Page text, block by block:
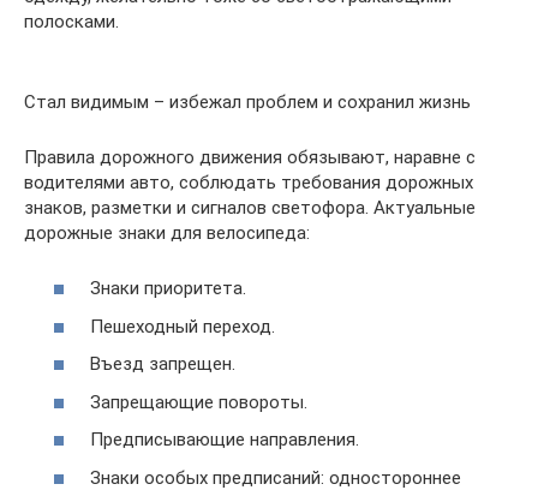
полосками.
Стал видимым – избежал проблем и сохранил жизнь
Правила дорожного движения обязывают, наравне с
водителями авто, соблюдать требования дорожных
знаков, разметки и сигналов светофора. Актуальные
дорожные знаки для велосипеда:
Знаки приоритета.
Пешеходный переход.
Въезд запрещен.
Запрещающие повороты.
Предписывающие направления.
Знаки особых предписаний: одностороннее